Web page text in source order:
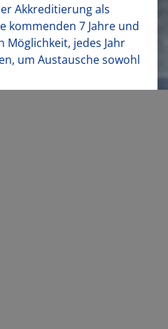
Akkreditierung als
kommenden 7 Jahre und
jedes Jahr
um Austausche sowohl